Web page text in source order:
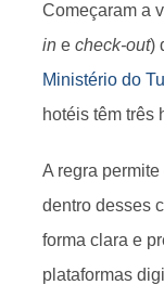
Começaram a
in e check-out)
Ministério do
hotéis têm três
A regra
dentro desses
forma clara e
plataformas